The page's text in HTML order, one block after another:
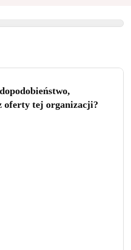
oferty tej organizacji?